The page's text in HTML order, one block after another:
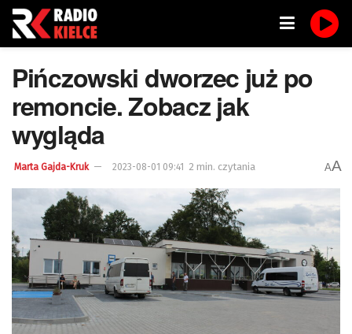
Pińczowski dworzec już po
remoncie. Zobacz jak
wygląda
Marta Gajda-Kruk 2023-08-01 09:41 2 min. czytania AA